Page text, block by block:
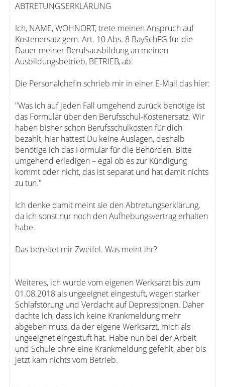
ABTRETUNGSERKLÄRUNG
Ich, NAME, WOHNORT, trete meinen Anspruch auf
Kostenersatz gem. Art. 10 Abs. 8 BaySchFG für die
Dauer meiner Berufsausbildung an meinen
Ausbildungsbetrieb, BETRIEB, ab.
Die Personalchefin schrieb mir in einer E-Mail das hier:
"Was ich auf jeden Fall umgehend zurück benötige ist
das Formular über den Berufsschul-Kostenersatz. Wir
haben bisher schon Berufsschulkosten für dich
bezahlt, hier hattest Du keine Auslagen, deshalb
benötige ich das Formular für die Behörden. Bitte
umgehend erledigen – egal ob es zur Kündigung
kommt oder nicht, das ist separat und hat damit nichts
zu tun."
Ich denke damit meint sie den Abtretungserklärung,
da ich sonst nur noch den Aufhebungsvertrag erhalten
habe.
Das bereitet mir Zweifel. Was meint ihr?
Weiteres, ich wurde vom eigenen Werksarzt bis zum
01.08.2018 als ungeeignet eingestuft, wegen starker
Schlafstörung und Verdacht auf Depressionen. Daher
dachte ich, dass ich keine Krankmeldung mehr
abgeben muss, da der eigene Werksarzt, mich als
ungeeignet eingestuft hat. Habe nun bei der Arbeit
und Schule ohne eine Krankmeldung gefehlt, aber bis
jetzt kam nichts vom Betrieb.